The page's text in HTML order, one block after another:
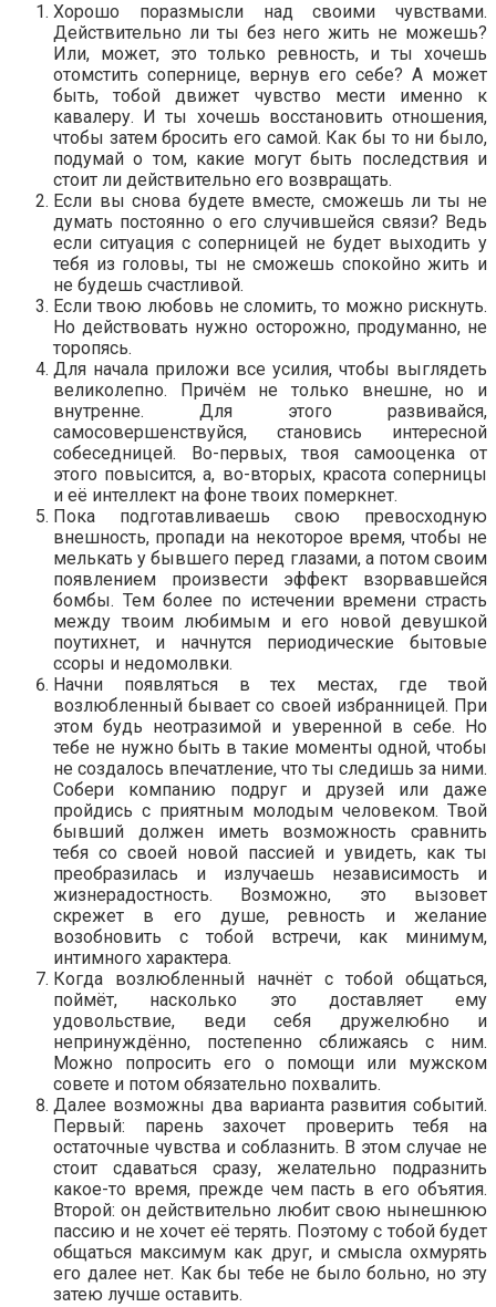
Хорошо поразмысли над своими чувствами.
Действительно ли ты без него жить не можешь?
Или, может, это только ревность, и ты хочешь
отомстить сопернице, вернув его себе? А может
быть, тобой движет чувство мести именно к
кавалеру. И ты хочешь восстановить отношения,
чтобы затем бросить его самой. Как бы то ни было,
подумай о том, какие могут быть последствия и
стоит ли действительно его возвращать.
Если вы снова будете вместе, сможешь ли ты не
думать постоянно о его случившейся связи? Ведь
если ситуация с соперницей не будет выходить у
тебя из головы, ты не сможешь спокойно жить и
не будешь счастливой.
Если твою любовь не сломить, то можно рискнуть.
Но действовать нужно осторожно, продуманно, не
торопясь.
Для начала приложи все усилия, чтобы выглядеть
великолепно. Причём не только внешне, но и
внутренне. Для этого развивайся,
самосовершенствуйся, становись интересной
собеседницей. Во-первых, твоя самооценка от
этого повысится, а, во-вторых, красота соперницы
и её интеллект на фоне твоих померкнет.
Пока подготавливаешь свою превосходную
внешность, пропади на некоторое время, чтобы не
мелькать у бывшего перед глазами, а потом своим
появлением произвести эффект взорвавшейся
бомбы. Тем более по истечении времени страсть
между твоим любимым и его новой девушкой
поутихнет, и начнутся периодические бытовые
ссоры и недомолвки.
Начни появляться в тех местах, где твой
возлюбленный бывает со своей избранницей. При
этом будь неотразимой и уверенной в себе. Но
тебе не нужно быть в такие моменты одной, чтобы
не создалось впечатление, что ты следишь за ними.
Собери компанию подруг и друзей или даже
пройдись с приятным молодым человеком. Твой
бывший должен иметь возможность сравнить
тебя со своей новой пассией и увидеть, как ты
преобразилась и излучаешь независимость и
жизнерадостность. Возможно, это вызовет
скрежет в его душе, ревность и желание
возобновить с тобой встречи, как минимум,
интимного характера.
Когда возлюбленный начнёт с тобой общаться,
поймёт, насколько это доставляет ему
удовольствие, веди себя дружелюбно и
непринуждённо, постепенно сближаясь с ним.
Можно попросить его о помощи или мужском
совете и потом обязательно похвалить.
Далее возможны два варианта развития событий.
Первый: парень захочет проверить тебя на
остаточные чувства и соблазнить. В этом случае не
стоит сдаваться сразу, желательно подразнить
какое-то время, прежде чем пасть в его объятия.
Второй: он действительно любит свою нынешнюю
пассию и не хочет её терять. Поэтому с тобой будет
общаться максимум как друг, и смысла охмурять
его далее нет. Как бы тебе не было больно, но эту
затею лучше оставить.